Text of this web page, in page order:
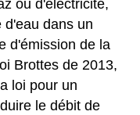
ou d'électricité,
d'eau dans un
d'émission de la
Brottes de 2013,
loi pour un
le débit de